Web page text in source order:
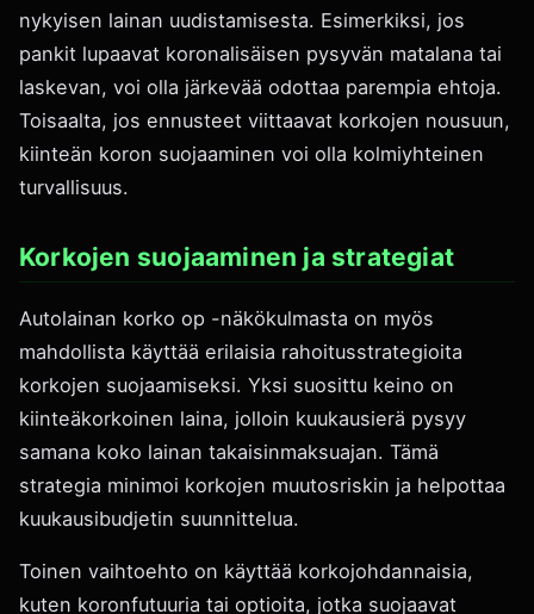
nykyisen lainan uudistamisesta. Esimerkiksi, jos
pankit lupaavat koronalisäisen pysyvän matalana tai
laskevan, voi olla järkevää odottaa parempia ehtoja.
Toisaalta, jos ennusteet viittaavat korkojen nousuun,
kiinteän koron suojaaminen voi olla kolmiyhteinen
turvallisuus.
Korkojen suojaaminen ja strategiat
Autolainan korko op -näkökulmasta on myös
mahdollista käyttää erilaisia rahoitusstrategioita
korkojen suojaamiseksi. Yksi suosittu keino on
kiinteäkorkoinen laina, jolloin kuukausierä pysyy
samana koko lainan takaisinmaksuajan. Tämä
strategia minimoi korkojen muutosriskin ja helpottaa
kuukausibudjetin suunnittelua.
Toinen vaihtoehto on käyttää korkojohdannaisia,
kuten koronfutuuria tai optioita, jotka suojaavat